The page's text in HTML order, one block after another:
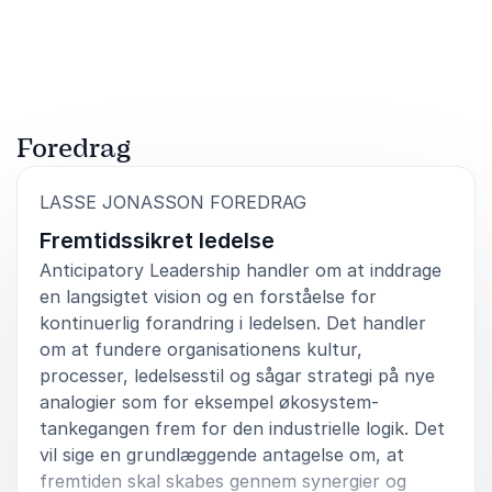
Foredrag
LASSE JONASSON FOREDRAG
Fremtidssikret ledelse
Anticipatory Leadership handler om at inddrage
en langsigtet vision og en forståelse for
kontinuerlig forandring i ledelsen. Det handler
om at fundere organisationens kultur,
processer, ledelsesstil og sågar strategi på nye
analogier som for eksempel økosystem-
tankegangen frem for den industrielle logik. Det
vil sige en grundlæggende antagelse om, at
fremtiden skal skabes gennem synergier og